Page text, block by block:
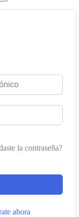
la contraseña?
ahora